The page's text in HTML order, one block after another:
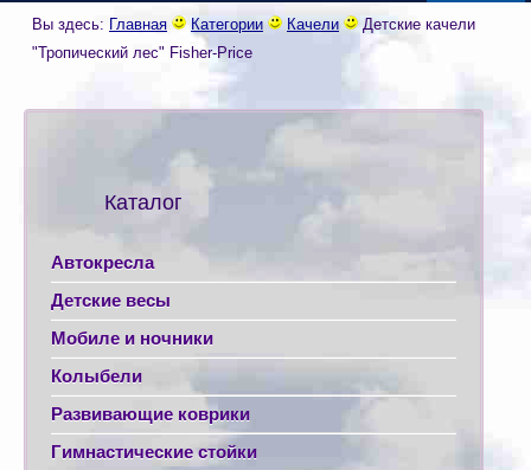
Вы здесь: Главная Категории Качели
Детские качели
"Тропический лес" Fisher-Price
Каталог
Автокресла
Детские весы
Мобиле и ночники
Колыбели
Развивающие коврики
Гимнастические стойки